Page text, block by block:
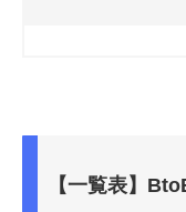
【一覧表】